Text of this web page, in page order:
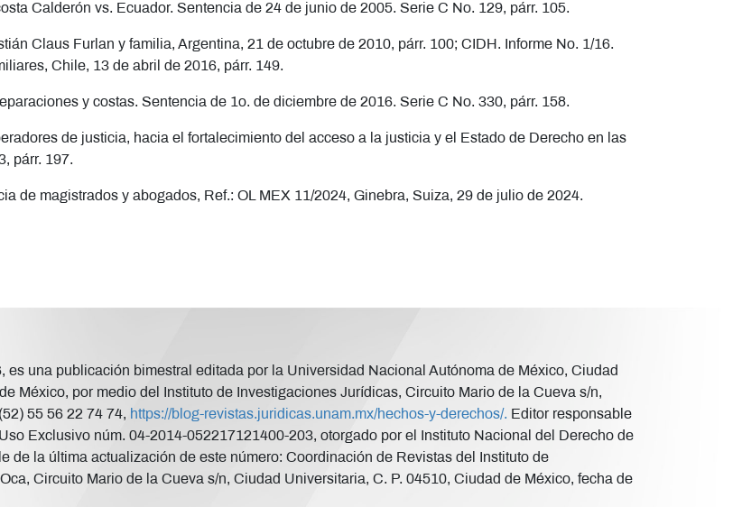
Calderón vs. Ecuador. Sentencia de 24 de junio de 2005. Serie C No. 129, párr. 105.
Claus Furlan y familia, Argentina, 21 de octubre de 2010, párr. 100; CIDH. Informe No. 1/16.
Chile, 13 de abril de 2016, párr. 149.
y costas. Sentencia de 1o. de diciembre de 2016. Serie C No. 330, párr. 158.
de justicia, hacia el fortalecimiento del acceso a la justicia y el Estado de Derecho en las
párr. 197.
de magistrados y abogados, Ref.: OL MEX 11/2024, Ginebra, Suiza, 29 de julio de 2024.
es una publicación bimestral editada por la Universidad Nacional Autónoma de México, Ciudad
México, por medio del Instituto de Investigaciones Jurídicas, Circuito Mario de la Cueva s/n,
55 56 22 74 74, https://blog-revistas.juridicas.unam.mx/hechos-y-derechos/. Editor responsable
Exclusivo núm. 04-2014-052217121400-203, otorgado por el Instituto Nacional del Derecho de
de la última actualización de este número: Coordinación de Revistas del Instituto de
Circuito Mario de la Cueva s/n, Ciudad Universitaria, C. P. 04510, Ciudad de México, fecha de